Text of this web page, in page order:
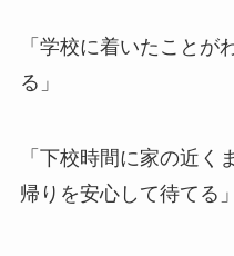
「学校に着いたことが
る」
「下校時間に家の近く
帰りを安心して待てる」